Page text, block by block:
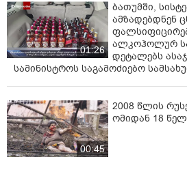
01:26
ბათუმში,
ამზადებდნენ
ალკოჰოლურ
დეტალებს
სამინისტროს საგამოძიებო
00:45
2008 წლის
ომიდან 18